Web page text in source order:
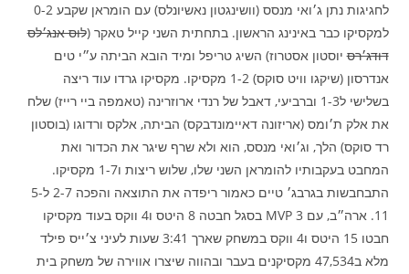
לחגיגות נתן ג׳ואי מנסס (וושינגטון נאשיונלס) עם הומראן שקבע 0-2
למקסיקו כבר באינינג הראשון. בתחתית השני קייל טאקר (לוס אנג׳לס
דודג׳רסיוסטון אסטרוז) השיג טריפל ומיד הובא הביתה ע״י טים
אנדרסון (שיקגו וויט סוקס) 1-2 מקסיקו. מקסיקו גרדו עוד ריצה
בשלישי ל1-3 וברביעי, דאבל של רנדי ארוזרינה (טאמפה ביי רייז) שלח
את אלק ת׳ומס (אריזונה דאיימונדבקס) הביתה, אלקס ורדוגו (בוסטון
רד סוקס) הלך, וג׳ואי מנסס, הוא ולא שרף שיגר את הכדור ואת
המחבט בעקבותיו להומראן השני שלו, שלוש ריצות ו1-7 מקסיקו.
התבחבשות בגרבג׳ טיים כאמור ריפדה את התוצאה והפכה 2-7 ל5-
11. ארה״ב, עם 3 MVP בסגל חבטה 8 היטס ו4 ווקס בעוד מקסיקו
חבטו 15 היטס ו4 ווקס במשחק שארך 3:41 שעות לעיני צ׳ייס פילד
מלא ב47,534 מקסיקנים בעבר ובהווה שיצרו אווירה של משחק בית